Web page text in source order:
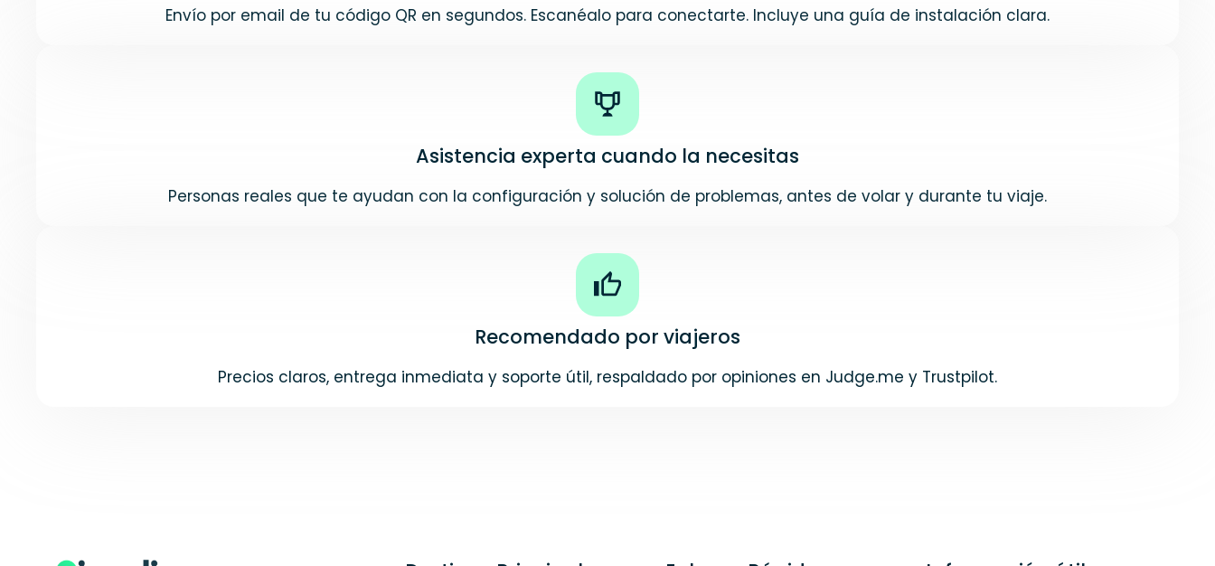
Envío por email de tu código QR en segundos. Escanéalo para conectarte. Incluye una guía de instalación clara.
Asistencia experta cuando la necesitas
Personas reales que te ayudan con la configuración y solución de problemas, antes de volar y durante tu viaje.
Recomendado por viajeros
Precios claros, entrega inmediata y soporte útil, respaldado por opiniones en Judge.me y Trustpilot.